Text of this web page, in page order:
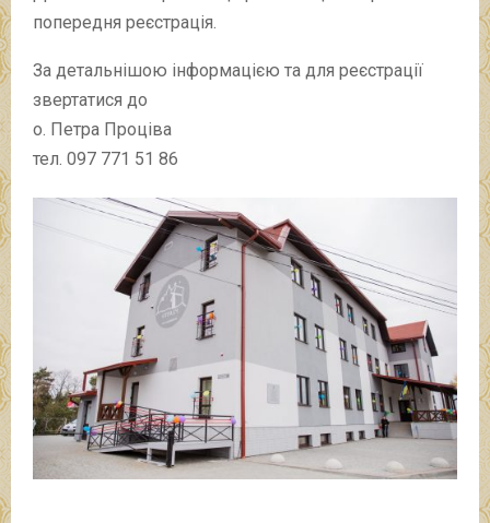
попередня реєстрація.
За детальнішою інформацією та для реєстрації
звертатися до
о. Петра Проціва
тел. 097 771 51 86